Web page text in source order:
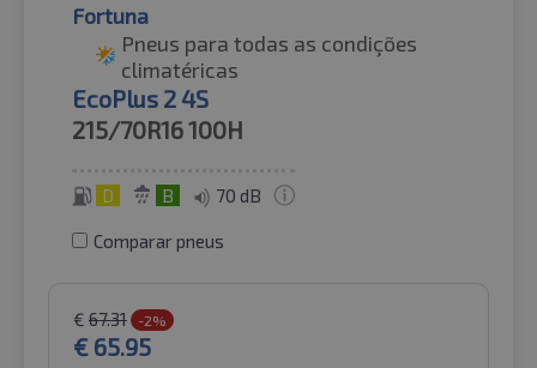
Fortuna
Pneus para todas as condições
climatéricas
EcoPlus 2 4S
215/70R16100H
D B 70 dB
Comparar pneus
€ 67.31 -2%
€ 65.95